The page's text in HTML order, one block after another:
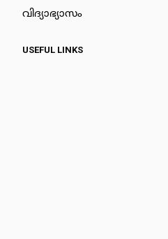
വിദ്യാഭ്യാസം
USEFUL LINKS